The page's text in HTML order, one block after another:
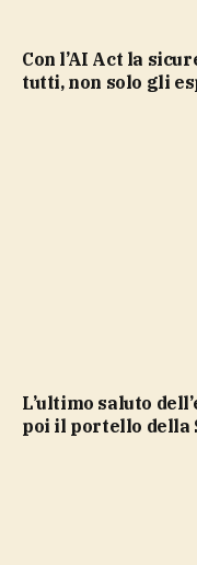
Con l’AI Act la sicurezza informatica riguarda
tutti, non solo gli
L’ultimo saluto dell’equipaggio spaziale della ISS,
poi il portello della